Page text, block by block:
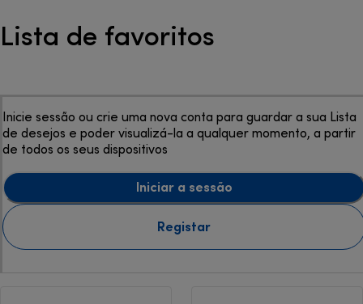
Lista de favoritos
Inicie sessão ou crie uma nova conta para guardar a sua Lista
de desejos e poder visualizá-la a qualquer momento, a partir
de todos os seus dispositivos
Iniciar a sessão
Registar